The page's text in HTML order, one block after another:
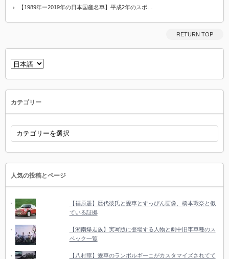
【1989年ー2019年の日本国産名車】平成2年のスポ…
RETURN TOP
言
語
カテゴリー
カ
ゴ
リ
人気の投稿とページ
【福原遥】歴代彼氏と愛車とすっぴん画像、橋本環奈と似
ている証拠
【湘南爆走族】実写版に登場する人物と劇中旧車車種のス
ペック一覧
【八村塁】愛車のランボルギーニがカスタマイズされてて